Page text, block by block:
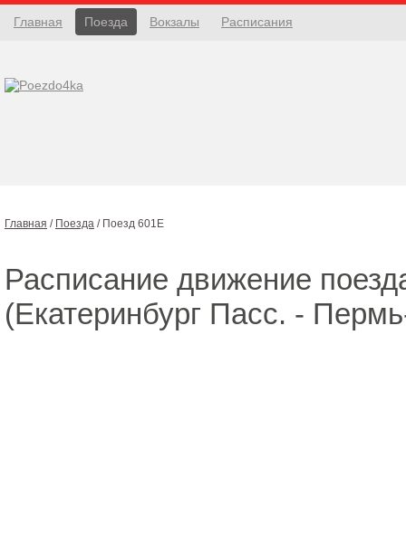
Главная Поезда Вокзалы Расписания
Главная / Поезда / Поезд 601Е
Расписание движение
(Екатеринбург Пасс. -